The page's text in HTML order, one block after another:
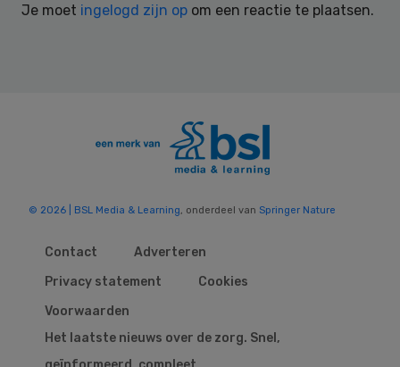
Je moet ingelogd zijn op om een reactie te plaatsen.
© 2026 | BSL Media & Learning, onderdeel van Springer Nature
Contact
Adverteren
Privacy statement
Cookies
Voorwaarden
Het laatste nieuws over de zorg. Snel,